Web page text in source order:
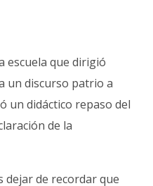
escuela que dirigió
un discurso patrio a
un didáctico repaso del
de la
dejar de recordar que